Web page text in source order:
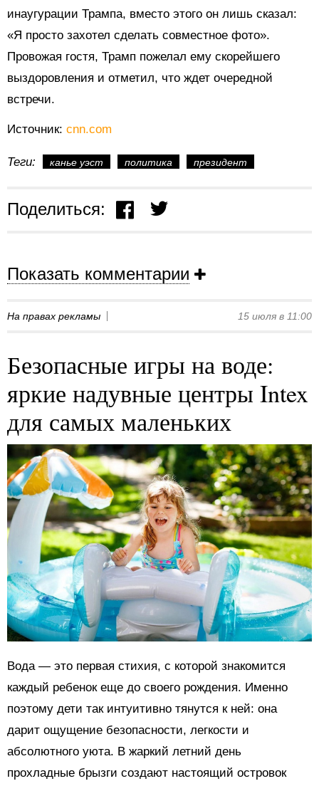
инаугурации Трампа, вместо этого он лишь сказал:
«Я просто захотел сделать совместное фото».
Провожая гостя, Трамп пожелал ему скорейшего
выздоровления и отметил, что ждет очередной
встречи.
Источник: cnn.com
Теги: канье уэст политика президент
Поделиться:
Показать комментарии
На правах рекламы 15 июля в 11:00
Безопасные игры на воде:
яркие надувные центры Intex
для самых маленьких
Вода — это первая стихия, с которой знакомится
каждый ребенок еще до своего рождения. Именно
поэтому дети так интуитивно тянутся к ней: она
дарит ощущение безопасности, легкости и
абсолютного уюта. В жаркий летний день
прохладные брызги создают настоящий островок